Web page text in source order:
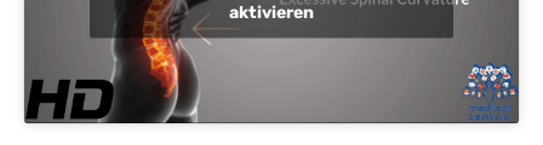
aktivieren